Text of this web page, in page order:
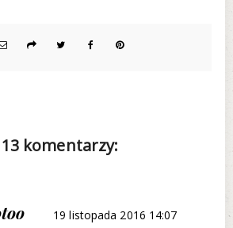
komentarzy:
19 listopada 2016 14:07